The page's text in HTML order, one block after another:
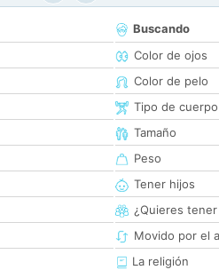
Buscando
Color de ojos
Color de pelo
Tipo de cuerpo
Tamaño
Peso
Tener hijos
¿Quieres
Movido por el
La religión